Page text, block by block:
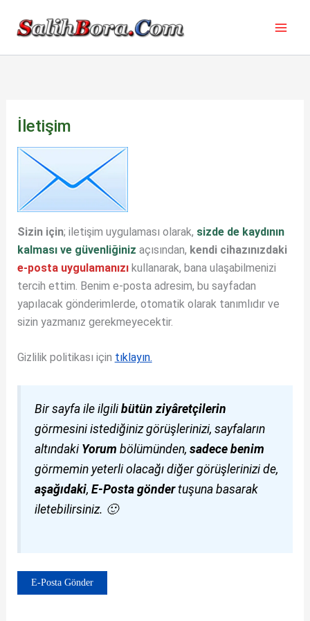
İletişim
Sizin için; iletişim uygulaması olarak, sizde de kaydının
kalması ve güvenliğiniz açısından, kendi cihazınızdaki
e-posta uygulamanızıkullanarak, bana ulaşabilmenizi
tercih ettim. Benim e-posta adresim, bu sayfadan
yapılacak gönderimlerde, otomatik olarak tanımlıdır ve
sizin yazmanız gerekmeyecektir.
Gizlilik politikası için tıklayın.
Bir sayfa ile ilgili bütün ziyâretçilerin
görmesini istediğiniz görüşlerinizi, sayfaların
altındaki Yorum bölümünden, sadece benim
görmemin yeterli olacağı diğer görüşlerinizi de,
aşağıdaki, E-Posta göndertuşuna basarak
iletebilirsiniz. 🙂
E-Posta Gönder